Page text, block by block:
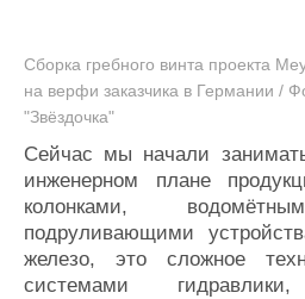
Cборка гребного винта проекта
на верфи заказчика в Германии /
"Звёздочка"
Сейчас мы начали
инженерном плане
колонками,
подруливающими
железо, это сложное
системами